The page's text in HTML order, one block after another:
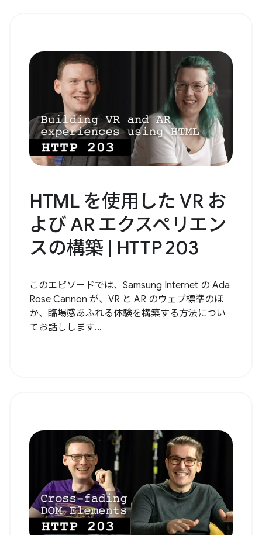
HTML を使用した VR お
よび AR エクスペリエン
スの構築 | HTTP 203
このエピソードでは、Samsung Internet の Ada
Rose Cannon が、VR と AR のウェブ標準のほ
か、臨場感あふれる体験を構築する方法につい
てお話しします...